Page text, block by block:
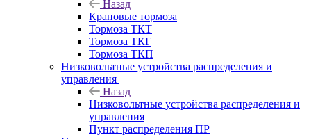
Назад
Крановые тормоза
Тормоза ТКТ
Тормоза ТКГ
Тормоза ТКП
Низковольтные устройства распределения и
управления
Назад
Низковольтные устройства распределения и
управления
Пункт распределения ПР